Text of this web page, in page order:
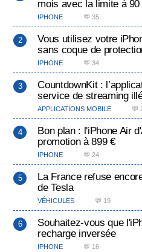
mois avec la limite à
IPHONE 💬 35
Vous utilisez votre
sans coque de
IPHONE 💬 34
CountdownKit :
service de streaming
APPLICATIONS MOBILE 💬
Bon plan : l'iPhone Air
promotion à 899 €
IPHONE 💬 24
La France refuse
de Tesla
VÉHICULES 💬 19
Souhaitez-vous que
recharge inversée
IPHONE 💬 16